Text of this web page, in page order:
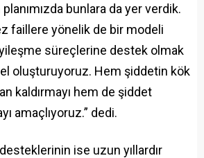
bunlara da yer verdik.
faillere yönelik de bir modeli
süreçlerine destek olmak
oluşturuyoruz. Hem şiddetin kök
kaldırmayı hem de şiddet
amaçlıyoruz.” dedi.
ise uzun yıllardır